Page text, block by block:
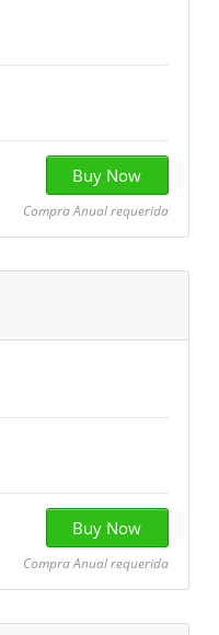
Compra Anual requerida
Compra Anual requerida